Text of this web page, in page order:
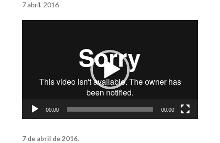
7 abril, 2016
00:00 00:00
7 de abril de 2016.